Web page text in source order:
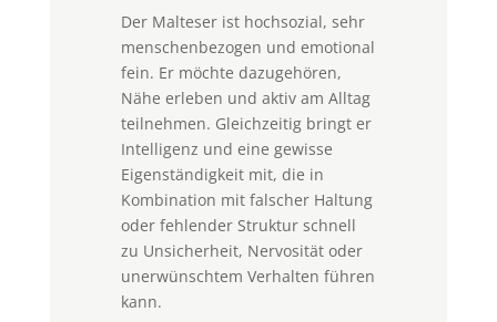
Der Malteser ist hochsozial, sehr
menschenbezogen und emotional
fein. Er möchte dazugehören,
Nähe erleben und aktiv am Alltag
teilnehmen. Gleichzeitig bringt er
Intelligenz und eine gewisse
Eigenständigkeit mit, die in
Kombination mit falscher Haltung
oder fehlender Struktur schnell
zu Unsicherheit, Nervosität oder
unerwünschtem Verhalten führen
kann.